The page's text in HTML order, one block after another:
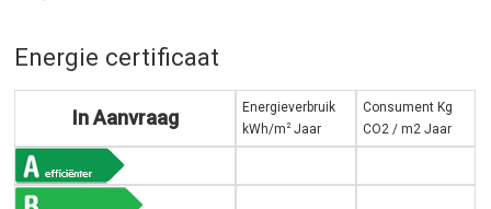
Energie certificaat
In Aanvraag
Energieverbruik
kWh/m 2Jaar
Consument Kg
CO2 / m2 Jaar